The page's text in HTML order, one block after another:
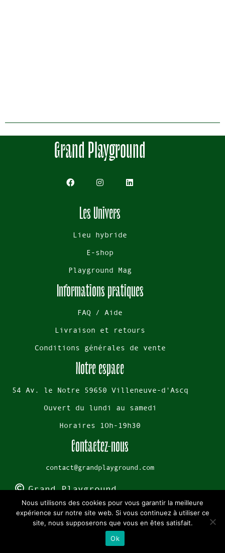
Grand Playground
Les Univers
Lieu hybride
E-shop
Playground Mag
Informations pratiques
FAQ / Aide
Livraison et retours
Conditions générales de vente
Notre espace
54 Av. le Notre 59650 Villeneuve-d'Ascq
Ouvert du lundi au samedi
Horaires 1Oh-19h30
Contactez-nous
contact@grandplayground.com
Grand Playground
Mentions légales
Cookies
Politique de confidentialité
Nous utilisons des cookies pour vous garantir la meilleure
expérience sur notre site web. Si vous continuez à utiliser ce
site, nous supposerons que vous en êtes satisfait.
Ok